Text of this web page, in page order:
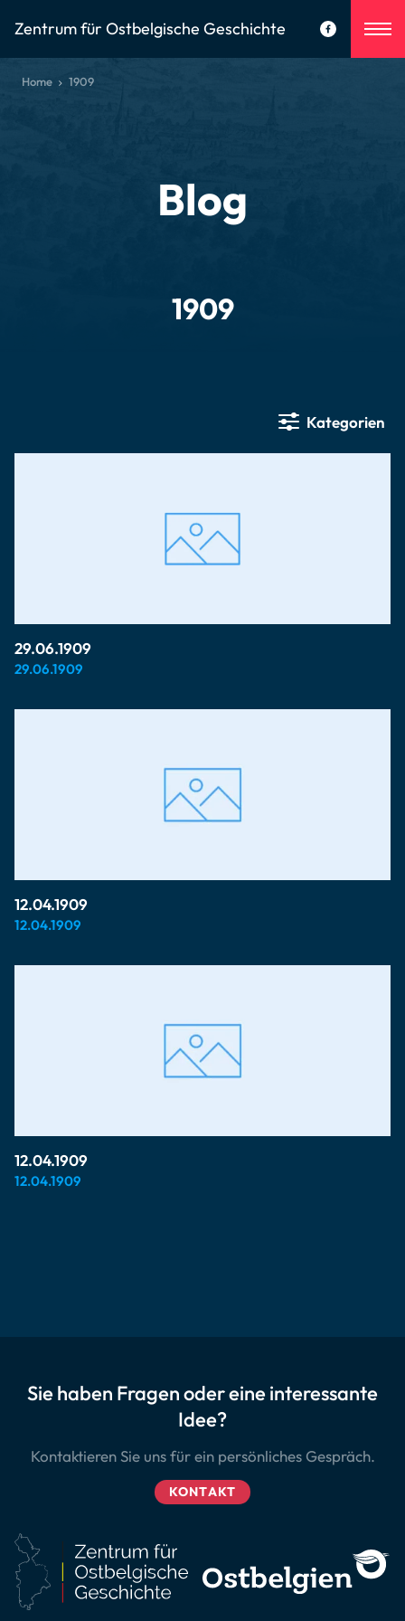
Zentrum für Ostbelgische Geschichte
Home 1909
Blog
1909
Kategorien
29.06.1909
29.06.1909
12.04.1909
12.04.1909
12.04.1909
12.04.1909
Sie haben Fragen oder eine interessante
Idee?
Kontaktieren Sie uns für ein persönliches Gespräch.
KONTAKT